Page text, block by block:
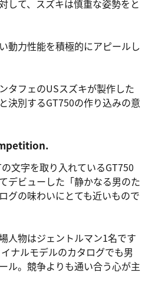
して、スズキは慎重な姿勢をと
動力性能を積極的にアピールし
タフェのUSスズキが製作した
決別するGT750の作り込みの意
文字を取り入れているGT750
デビューした「静かなる男のた
グの味わいにとても近いもので
人物はジェントルマン1名です
ナルモデルのカタログでも男
ル。競争よりも通い合う心が主